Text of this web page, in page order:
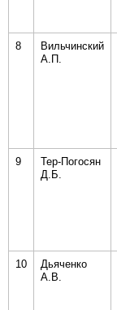
8
Вильчинский
А.П.
9
Тер-Погосян
Д.Б.
10
Дьяченко
А.В.